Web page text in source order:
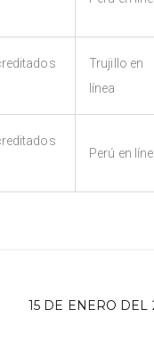
Trujillo en
línea
Perú en
15 DE ENERO DEL